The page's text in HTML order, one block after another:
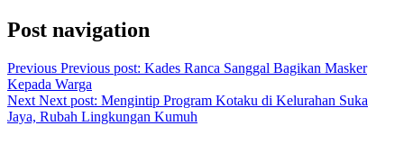
Post navigation
Previous Previous post: Kades Ranca Sanggal Bagikan Masker
Kepada Warga
Next Next post: Mengintip Program Kotaku di Kelurahan Suka
Jaya, Rubah Lingkungan Kumuh